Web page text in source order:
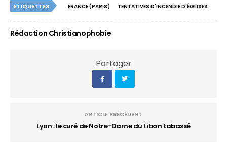
ÉTIQUETTES FRANCE (PARIS) TENTATIVES D'INCENDIE D'ÉGLISES
Rédaction Christianophobie
Partager
ARTICLE PRÉCÉDENT
Lyon : le curé de Notre-Dame du Liban tabassé